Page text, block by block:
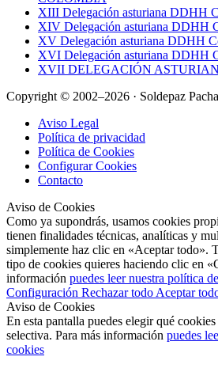
XIII Delegación asturiana DDHH
XIV Delegación asturiana DDHH
XV Delegación asturiana DDHH
XVI Delegación asturiana DDHH
XVII DELEGACIÓN
Copyright © 2002–2026 · Soldepaz
Aviso Legal
Política de privacidad
Política de Cookies
Configurar Cookies
Contacto
Aviso de Cookies
Como ya supondrás, usamos cookies
tienen finalidades técnicas, analíticas y
simplemente haz clic en «Aceptar todo».
tipo de cookies quieres haciendo clic en
información puedes leer nuestra política
Configuración Rechazar todo Aceptar
Aviso de Cookies
En esta pantalla puedes elegir qué cookies
selectiva. Para más información puedes
cookies